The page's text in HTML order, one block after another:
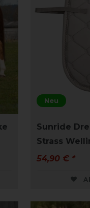
Neu
Sunride
Strass
54,90 € *